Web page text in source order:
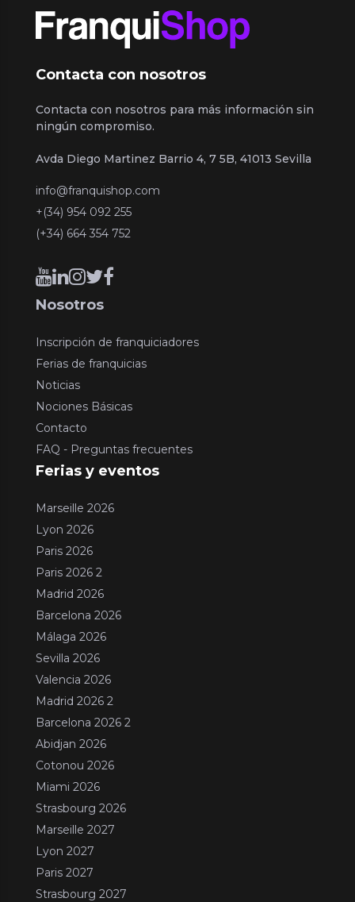
Contacta con nosotros
Contacta con nosotros para más información sin
ningún compromiso.
Avda Diego Martinez Barrio 4, 7 5B, 41013 Sevilla
info@franquishop.com
+(34) 954 092 255
(+34) 664 354 752
Nosotros
Inscripción de franquiciadores
Ferias de franquicias
Noticias
Nociones Básicas
Contacto
FAQ - Preguntas frecuentes
Ferias y eventos
Marseille 2026
Lyon 2026
Paris 2026
Paris 2026 2
Madrid 2026
Barcelona 2026
Málaga 2026
Sevilla 2026
Valencia 2026
Madrid 2026 2
Barcelona 2026 2
Abidjan 2026
Cotonou 2026
Miami 2026
Strasbourg 2026
Marseille 2027
Lyon 2027
Paris 2027
Strasbourg 2027